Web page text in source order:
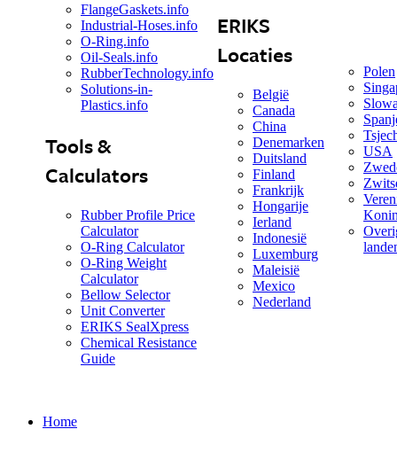
FlangeGaskets.info
Industrial-Hoses.info
O-Ring.info
Oil-Seals.info
RubberTechnology.info
Solutions-in-
Plastics.info
Tools &
Calculators
Rubber Profile Price
Calculator
O-Ring Calculator
O-Ring Weight
Calculator
Bellow Selector
Unit Converter
ERIKS SealXpress
Chemical Resistance
Guide
ERIKS
Locaties
België
Canada
China
Denemarken
Duitsland
Finland
Frankrijk
Hongarije
Ierland
Indonesië
Luxemburg
Maleisië
Mexico
Nederland
Polen
USA
Home